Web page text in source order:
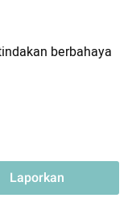
berbahaya
Laporkan